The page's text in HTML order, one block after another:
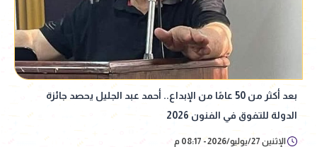
بعد أكثر من 50 عامًا من الإبداع.. أحمد عبد الجليل يحصد جائزة
الدولة للتفوق في الفنون 2026
الإثنين 27/يوليو/2026 - 08:17 م